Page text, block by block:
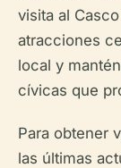
visita al
atracciones
local y
cívicas que
Para obtener
las últimas